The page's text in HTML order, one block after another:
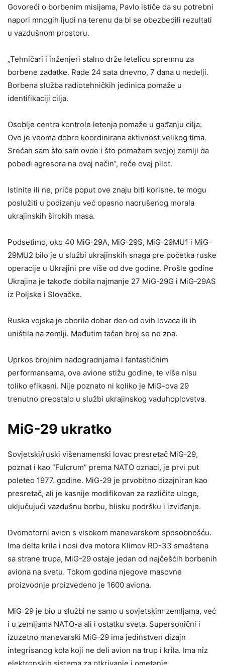
Govoreći o borbenim misijama, Pavlo ističe da su potrebni
napori mnogih ljudi na terenu da bi se obezbedili rezultati
u vazdušnom prostoru.
„Tehničari i inženjeri stalno drže letelicu spremnu za
borbene zadatke. Rade 24 sata dnevno, 7 dana u nedelji.
Borbena služba radiotehničkih jedinica pomaže u
identifikaciji cilja.
Osoblje centra kontrole letenja pomaže u gađanju cilja.
Ovo je veoma dobro koordinirana aktivnost velikog tima.
Srećan sam što sam ovde i što pomažem svojoj zemlji da
pobedi agresora na ovaj način“, reče ovaj pilot.
Istinite ili ne, priče poput ove znaju biti korisne, te mogu
poslužiti u podizanju već opasno naorušenog morala
ukrajinskih širokih masa.
Podsetimo, oko 40 MiG-29A, MiG-29S, MiG-29MU1 i MiG-
29MU2 bilo je u službi ukrajinskih snaga pre početka ruske
operacije u Ukrajini pre više od dve godine. Prošle godine
Ukrajina je takođe dobila najmanje 27 MiG-29G i MiG-29AS
iz Poljske i Slovačke.
Ruska vojska je oborila dobar deo od ovih lovaca ili ih
uništila na zemlji. Međutim tačan broj se ne zna.
Uprkos brojnim nadogradnjama i fantastičnim
performansama, ove avione stižu godine, te više nisu
toliko efikasni. Nije poznato ni koliko je MiG-ova 29
trenutno preostalo u službi ukrajinskog vaduhoplovstva.
MiG-29 ukratko
Sovjetski/ruski višenamenski lovac presretač MiG-29,
poznat i kao “Fulcrum” prema NATO oznaci, je prvi put
poleteo 1977. godine. MiG-29 je prvobitno dizajniran kao
presretač, ali je kasnije modifikovan za različite uloge,
uključujući vazdušnu borbu, blisku podršku i izviđanje.
Dvomotorni avion s visokom manevarskom sposobnošću.
Ima delta krila i nosi dva motora Klimov RD-33 smeštena
sa strane trupa, MiG-29 ostaje jedan od najčešćih borbenih
aviona na svetu. Tokom godina njegove masovne
proizvodnje proizvedeno je 1600 aviona.
MiG-29 je bio u službi ne samo u sovjetskim zemljama, već
i u zemljama NATO-a ali i ostatku sveta. Supersonični i
izuzetno manevarski MiG-29 ima jedinstven dizajn
integrisanog kola koji ne deli avion na trup i krila. Ima niz